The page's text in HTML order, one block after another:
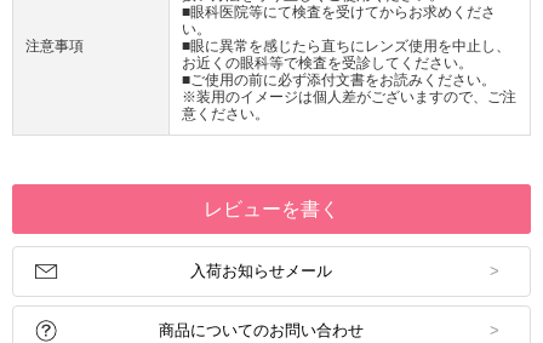
注意事項
■眼科医院等にて検査を受けてからお求めくださ
い。
■眼に異常を感じたら直ちにレンズ使用を中止し、
お近くの眼科等で検査を受診してください。
■ご使用の前に必ず添付文書をお読みください。
※装用のイメージは個人差がございますので、ご注
意ください。
レビューを書く
入荷お知らせメール
商品についてのお問い合わせ